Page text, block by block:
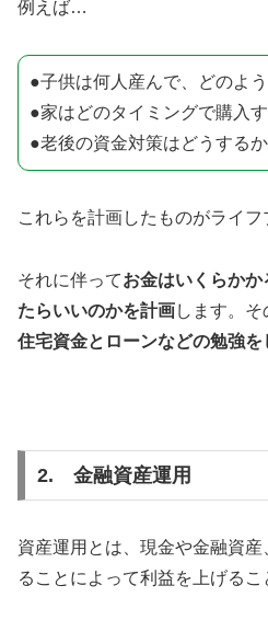
例えば…
●子供は何人産んで、どのよ
●家はどのタイミングで購入す
●老後の資金対策はどうするか
これらを計画したものがライフ
それに伴ってお金はいくらか
たらいいのかを計画します。そ
住宅資金とローンなどの勉強を
2. 金融資産運用
資産運用とは、現金や金融資
ることによって利益を上げるこ